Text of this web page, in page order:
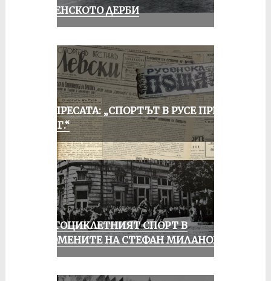
РУСЕНСКОТО ДЕРБИ
ОТ ПРЕСАТА: „СПОРТЪТ В РУСЕ ПРЕЗ
1935 Г.“
МОТОЦИКЛЕТНИЯТ СПОРТ В
СПОМЕНИТЕ НА СТЕФАН МИЛАНОВ